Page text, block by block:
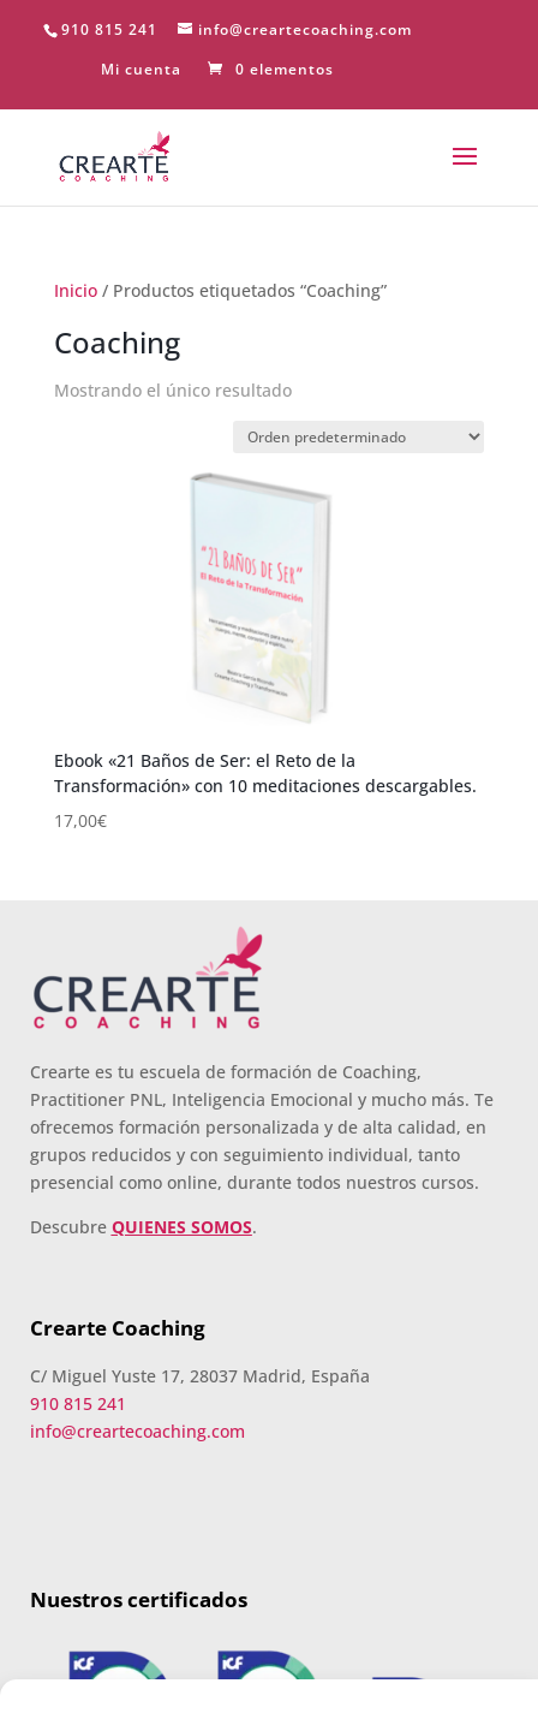
910 815 241
info@creartecoaching.com
Mi cuenta
0 elementos
Inicio/ Productos etiquetados “Coaching”
Coaching
Mostrando el único resultado
Ebook «21 Baños de Ser: el Reto de la
Transformación» con 10 meditaciones descargables.
17,00€
Crearte es tu escuela de formación de Coaching,
Practitioner PNL, Inteligencia Emocional y mucho más. Te
ofrecemos formación personalizada y de alta calidad, en
grupos reducidos y con seguimiento individual, tanto
presencial como online, durante todos nuestros cursos.
Descubre QUIENES SOMOS.
Crearte Coaching
C/ Miguel Yuste 17, 28037 Madrid, España
910 815 241
info@creartecoaching.com
Nuestros certificados